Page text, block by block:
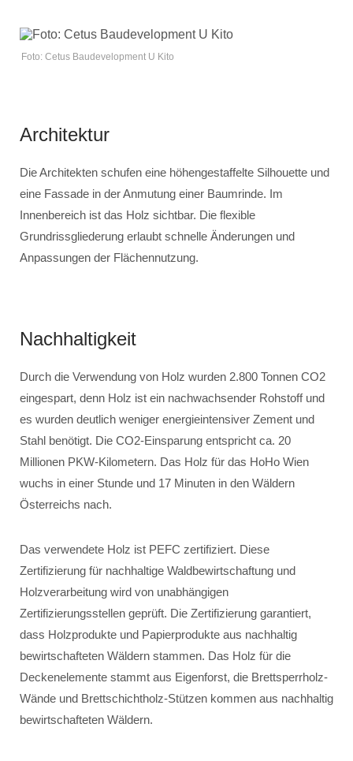
Foto: Cetus Baudevelopment U Kito
Architektur
Die Architekten schufen eine höhengestaffelte Silhouette und
eine Fassade in der Anmutung einer Baumrinde. Im
Innenbereich ist das Holz sichtbar. Die flexible
Grundrissgliederung erlaubt schnelle Änderungen und
Anpassungen der Flächennutzung.
Nachhaltigkeit
Durch die Verwendung von Holz wurden 2.800 Tonnen CO2
eingespart, denn Holz ist ein nachwachsender Rohstoff und
es wurden deutlich weniger energieintensiver Zement und
Stahl benötigt. Die CO2-Einsparung entspricht ca. 20
Millionen PKW-Kilometern. Das Holz für das HoHo Wien
wuchs in einer Stunde und 17 Minuten in den Wäldern
Österreichs nach.
Das verwendete Holz ist PEFC zertifiziert. Diese
Zertifizierung für nachhaltige Waldbewirtschaftung und
Holzverarbeitung wird von unabhängigen
Zertifizierungsstellen geprüft. Die Zertifizierung garantiert,
dass Holzprodukte und Papierprodukte aus nachhaltig
bewirtschafteten Wäldern stammen. Das Holz für die
Deckenelemente stammt aus Eigenforst, die Brettsperrholz-
Wände und Brettschichtholz-Stützen kommen aus nachhaltig
bewirtschafteten Wäldern.